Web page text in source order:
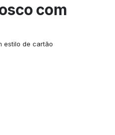
com
estilo de cartão